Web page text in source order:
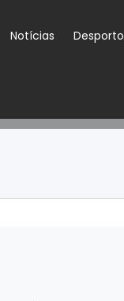
Notícias Desporto